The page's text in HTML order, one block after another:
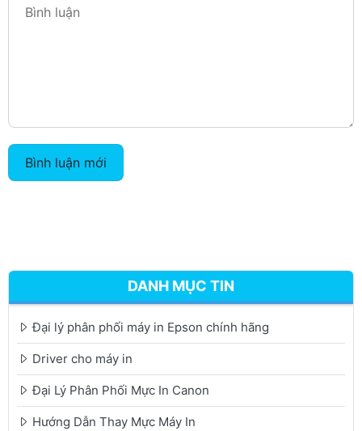
Bình luận mới
DANH MỤC TIN
Đại lý phân phối máy in Epson chính hãng
Driver cho máy in
Đại Lý Phân Phối Mực In Canon
Hướng Dẫn Thay Mực Máy In